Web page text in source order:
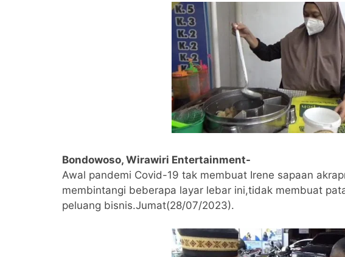
Bondowoso, Wirawiri Entertainment-
Awal pandemi Covid-19 tak membuat Irene sapaan
membintangi beberapa layar lebar ini,tidak membuat
peluang bisnis.Jumat(28/07/2023).